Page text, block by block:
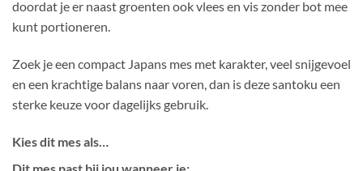
doordat je er naast groenten ook vlees en vis zonder bot mee
kunt portioneren.
Zoek je een compact Japans mes met karakter, veel snijgevoel
en een krachtige balans naar voren, dan is deze santoku een
sterke keuze voor dagelijks gebruik.
Kies dit mes als…
Dit mes past bij jou wanneer je: